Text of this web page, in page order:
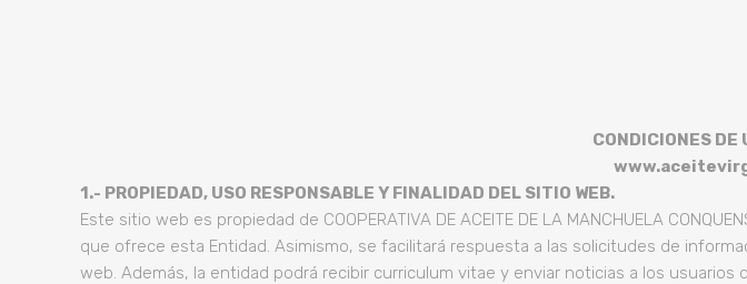
CONDICIONES DE
1.- PROPIEDAD, USO RESPONSABLE Y FINALIDAD DEL SITIO WEB.
Este sitio web es propiedad de COOPERATIVA DE ACEITE DE LA MANCHUELA
que ofrece esta Entidad. Asimismo, se facilitará respuesta a las solicitudes de
web. Además, la entidad podrá recibir curriculum vitae y enviar noticias a los